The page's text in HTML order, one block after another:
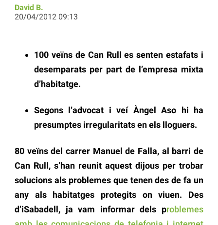
David B.
20/04/2012 09:13
100 veïns de Can Rull es senten estafats i
desemparats per part de l’empresa mixta
d’habitatge.
Segons l’advocat i veí Àngel Aso hi ha
presumptes irregularitats en els lloguers.
80 veïns del carrer Manuel de Falla, al barri de
Can Rull, s’han reunit aquest dijous per trobar
solucions als problemes que tenen des de fa un
any als habitatges protegits on viuen. Des
d’iSabadell, ja vam informar dels problemes